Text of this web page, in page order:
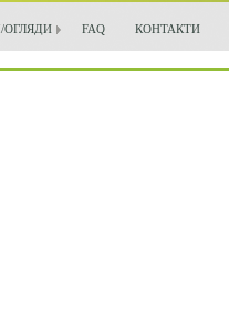
ОГЛЯДИ FAQ КОНТАКТИ